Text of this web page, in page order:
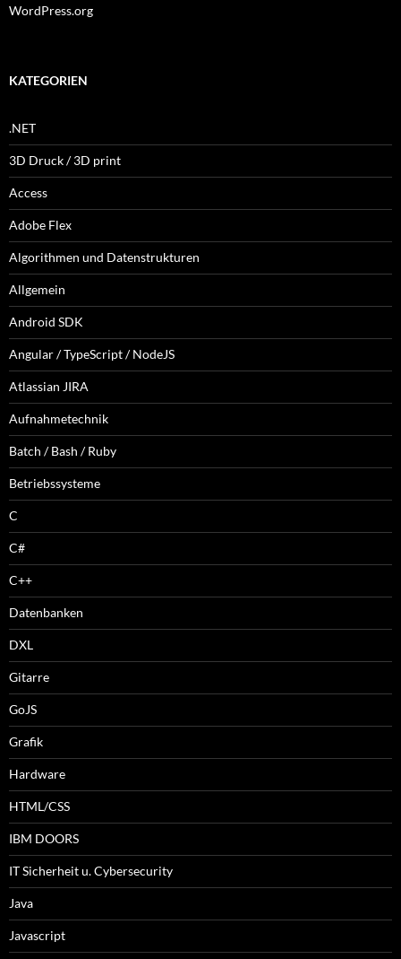
WordPress.org
KATEGORIEN
.NET
3D Druck / 3D print
Access
Adobe Flex
Algorithmen und Datenstrukturen
Allgemein
Android SDK
Angular / TypeScript / NodeJS
Atlassian JIRA
Aufnahmetechnik
Batch / Bash / Ruby
Betriebssysteme
C
C#
C++
Datenbanken
DXL
Gitarre
GoJS
Grafik
Hardware
HTML/CSS
IBM DOORS
IT Sicherheit u. Cybersecurity
Java
Javascript